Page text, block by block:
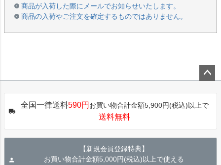
商品が入荷した際にメールでお知らせいたします。
商品の入荷やご注文を確定するものではありません。
ップ
全国一律送料590円 お買い物合計金額5,900円(税込)以上で
送料無料
【新規会員登録特典】
お買い物合計金額5,000円(税込)以上で使える